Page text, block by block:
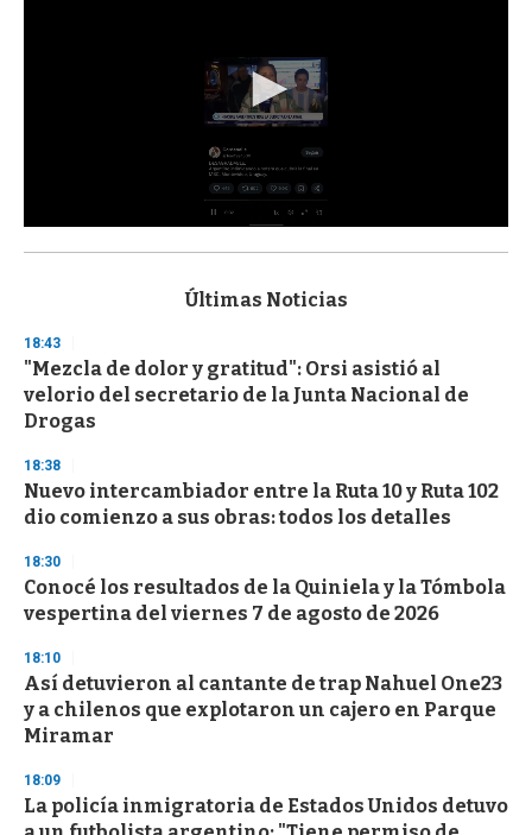
s
d
s
o
f
3
s
e
c
o
d
s
Últimas Noticias
18:43
"Mezcla de dolor y gratitud": Orsi asistió al
velorio del secretario de la Junta Nacional de
Drogas
18:38
Nuevo intercambiador entre la Ruta 10 y Ruta 102
dio comienzo a sus obras: todos los detalles
18:30
Conocé los resultados de la Quiniela y la Tómbola
vespertina del viernes 7 de agosto de 2026
18:10
Así detuvieron al cantante de trap Nahuel One23
y a chilenos que explotaron un cajero en Parque
Miramar
18:09
La policía inmigratoria de Estados Unidos detuvo